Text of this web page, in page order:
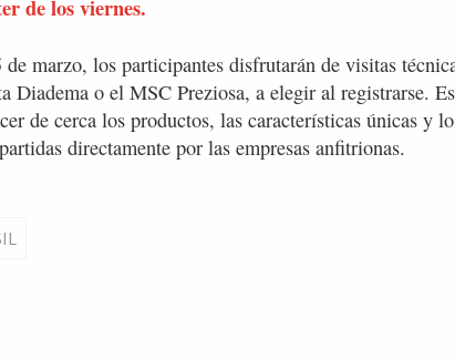
de los viernes.
marzo, los participantes disfrutarán de visitas
Diadema o el MSC Preziosa, a elegir al registrarse.
de cerca los productos, las características únicas y
directamente por las empresas anfitrionas.